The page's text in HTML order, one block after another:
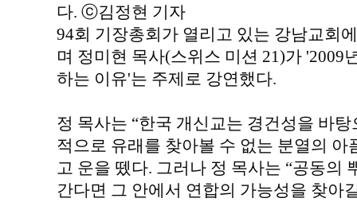
다. ⓒ김정현 기자
94회 기장총회가 열리고 있는 강남교회
며 정미현 목사(스위스 미션 21)가 '2009
하는 이유'는 주제로 강연했다.
정 목사는 “한국 개신교는 경건성을 바
적으로 유래를 찾아볼 수 없는 분열의 아
고 운을 뗐다. 그러나 정 목사는 “공동의
간다면 그 안에서 연합의 가능성을 찾아